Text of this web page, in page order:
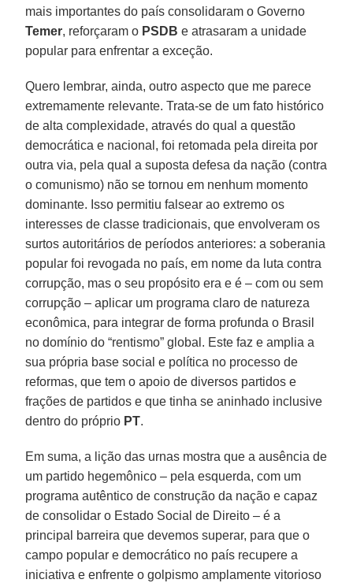
mais importantes do país consolidaram o Governo
Temer, reforçaram o PSDB e atrasaram a unidade
popular para enfrentar a exceção.
Quero lembrar, ainda, outro aspecto que me parece
extremamente relevante. Trata-se de um fato histórico
de alta complexidade, através do qual a questão
democrática e nacional, foi retomada pela direita por
outra via, pela qual a suposta defesa da nação (contra
o comunismo) não se tornou em nenhum momento
dominante. Isso permitiu falsear ao extremo os
interesses de classe tradicionais, que envolveram os
surtos autoritários de períodos anteriores: a soberania
popular foi revogada no país, em nome da luta contra
corrupção, mas o seu propósito era e é – com ou sem
corrupção – aplicar um programa claro de natureza
econômica, para integrar de forma profunda o Brasil
no domínio do “rentismo” global. Este faz e amplia a
sua própria base social e política no processo de
reformas, que tem o apoio de diversos partidos e
frações de partidos e que tinha se aninhado inclusive
dentro do próprio PT.
Em suma, a lição das urnas mostra que a ausência de
um partido hegemônico – pela esquerda, com um
programa autêntico de construção da nação e capaz
de consolidar o Estado Social de Direito – é a
principal barreira que devemos superar, para que o
campo popular e democrático no país recupere a
iniciativa e enfrente o golpismo amplamente vitorioso